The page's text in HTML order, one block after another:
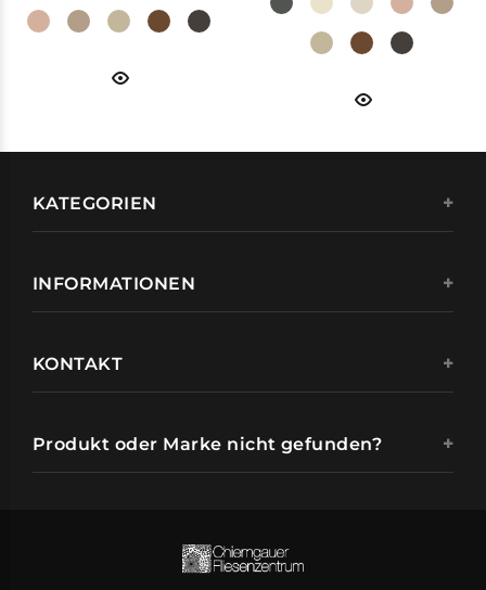
KATEGORIEN
INFORMATIONEN
KONTAKT
Produkt oder Marke nicht gefunden?